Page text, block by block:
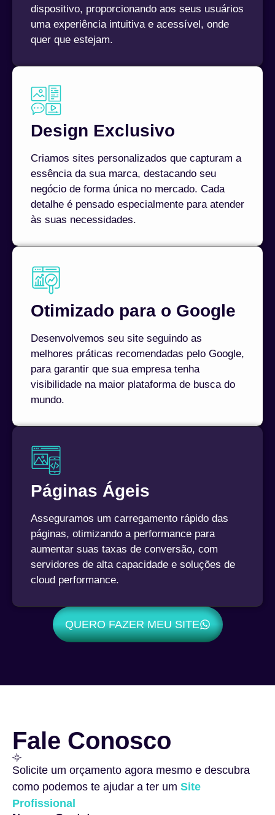
dispositivo, proporcionando aos seus usuários
uma experiência intuitiva e acessível, onde
quer que estejam.
Design Exclusivo
Criamos sites personalizados que capturam a
essência da sua marca, destacando seu
negócio de forma única no mercado. Cada
detalhe é pensado especialmente para atender
às suas necessidades.
Otimizado para o Google
Desenvolvemos seu site seguindo as
melhores práticas recomendadas pelo Google,
para garantir que sua empresa tenha
visibilidade na maior plataforma de busca do
mundo.
Páginas Ágeis
Asseguramos um carregamento rápido das
páginas, otimizando a performance para
aumentar suas taxas de conversão, com
servidores de alta capacidade e soluções de
cloud performance.
QUERO FAZER MEU SITE
Fale Conosco
Solicite um orçamento agora mesmo e descubra
como podemos te ajudar a ter um Site
Profissional